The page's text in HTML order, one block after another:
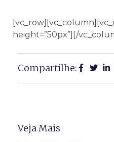
height=”50px”][/
Compartilhe:
Veja Mais